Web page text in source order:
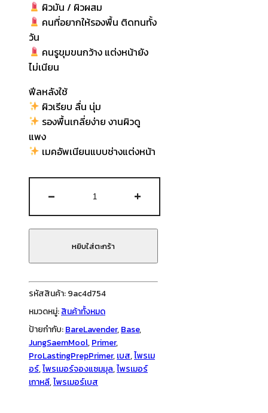
ผิวมัน / ผิวผสม
คนที่อยากให้รองพื้น ติดทนทั้ง
วัน
คนรูขุมขนกว้าง แต่งหน้ายัง
ไม่เนียน
ฟีลหลังใช้
ผิวเรียบ ลื่น นุ่ม
รองพื้นเกลี่ยง่าย งานผิวดู
แพง
เมคอัพเนียนแบบช่างแต่งหน้า
-
JUNG
SAEM
MOOL
Pro-
Lasting
Primer
#Bare
Lavender
ชิ้น
+
หยิบใส่ตะกร้า
รหัสสินค้า:9ac4d754
หมวดหมู่:สินค้าทั้งหมด
ป้ายกำกับ:BareLavender,Base,
JungSaemMool,Primer,
ProLastingPrepPrimer,เบส,ไพรเม
อร์,ไพรเมอร์จองแซมมุล,ไพรเมอร์
เกาหลี,ไพรเมอร์เบส